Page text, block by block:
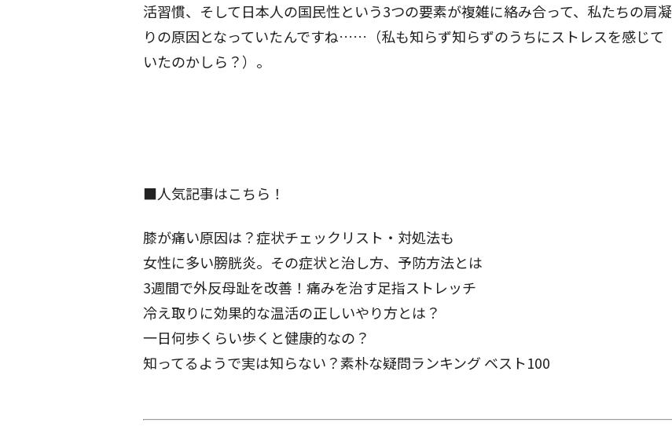
活習慣、そして日本人の国民性という3つの要素が複雑に絡み合って、私たちの肩凝
りの原因となっていたんですね……（私も知らず知らずのうちにストレスを感じて
いたのかしら？）。
■人気記事はこちら！
膝が痛い原因は？症状チェックリスト・対処法も
女性に多い膀胱炎。その症状と治し方、予防方法とは
3週間で外反母趾を改善！痛みを治す足指ストレッチ
冷え取りに効果的な温活の正しいやり方とは？
一日何歩くらい歩くと健康的なの？
知ってるようで実は知らない？素朴な疑問ランキング ベスト100